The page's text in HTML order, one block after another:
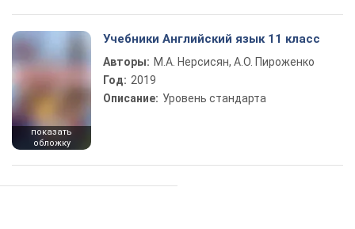
показать
обложку
Учебники Английский язык 11 класс
Авторы: М.А. Нерсисян, А.О. Пироженко
Год: 2019
Описание: Уровень стандарта